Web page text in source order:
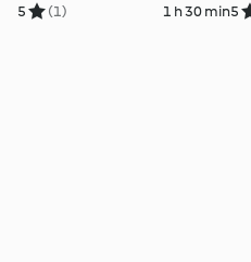
5 (1) 1 h 30 min5